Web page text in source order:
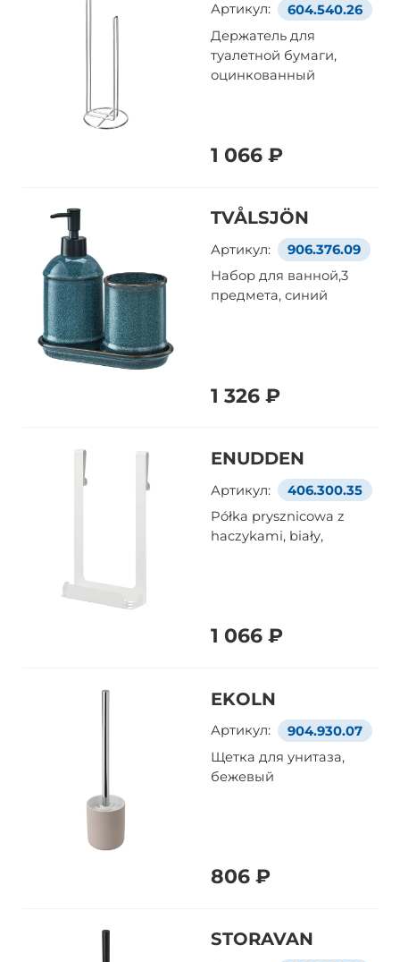
Артикул:
604.540.26
Держатель для
туалетной бумаги,
оцинкованный
1 066 ₽
TVÅLSJÖN
Артикул:
906.376.09
Набор для ванной,3
предмета, синий
1 326 ₽
ENUDDEN
Артикул:
406.300.35
Półka prysznicowa z
haczykami, biały,
1 066 ₽
EKOLN
Артикул:
904.930.07
Щетка для унитаза,
бежевый
806 ₽
STORAVAN